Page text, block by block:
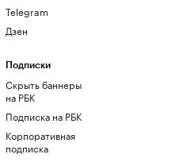
Telegram
Дзен
Подписки
Скрыть баннеры
на РБК
Подписка на РБК
Корпоративная
подписка